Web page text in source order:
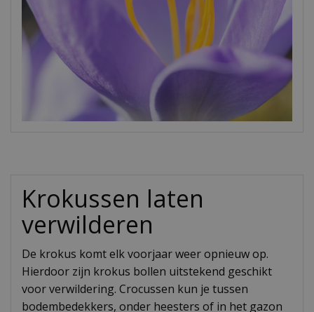
Krokussen laten
verwilderen
De krokus komt elk voorjaar weer opnieuw op.
Hierdoor zijn krokus bollen uitstekend geschikt
voor verwildering. Crocussen kun je tussen
bodembedekkers, onder heesters of in het gazon